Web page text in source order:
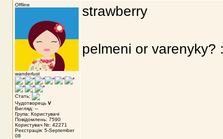
Offline
wanderlust
Стать:
Чудотворець V
Вигляд: --
Група: Користувачі
Повідомлень: 7590
Користувач №: 42271
Реєстрація: 5-September
08
strawberry
pelmeni or varenyky?